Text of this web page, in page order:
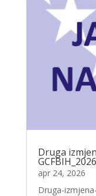
Druga
apr 24, 2026
Druga-